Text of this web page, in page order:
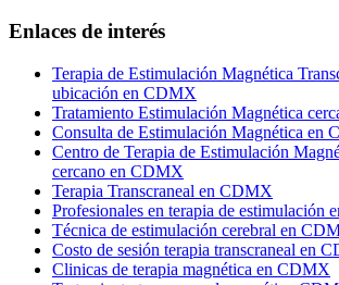
Enlaces de interés
Terapia de Estimulación Magnética
ubicación en CDMX
Tratamiento Estimulación Magnética
Consulta de Estimulación Magnética en
Centro de Terapia de Estimulación
cercano en CDMX
Terapia Transcraneal en CDMX
Profesionales en terapia de estimulación
Técnica de estimulación cerebral en
Costo de sesión terapia transcraneal en
Clinicas de terapia magnética en CDMX